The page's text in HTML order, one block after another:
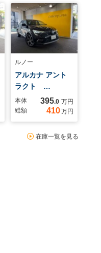
ルノー
アルカナ アント
ラクト …
本体 395.0 万円
総額
410万円
在庫一覧を見る